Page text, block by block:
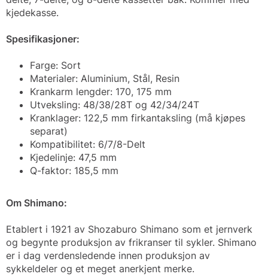
kjedekasse.
Spesifikasjoner:
Farge: Sort
Materialer: Aluminium, Stål, Resin
Krankarm lengder: 170, 175 mm
Utveksling: 48/38/28T og 42/34/24T
Kranklager: 122,5 mm firkantaksling (må kjøpes
separat)
Kompatibilitet: 6/7/8-Delt
Kjedelinje: 47,5 mm
Q-faktor: 185,5 mm
Om Shimano:
Etablert i 1921 av Shozaburo Shimano som et jernverk
og begynte produksjon av frikranser til sykler. Shimano
er i dag verdensledende innen produksjon av
sykkeldeler og et meget anerkjent merke.